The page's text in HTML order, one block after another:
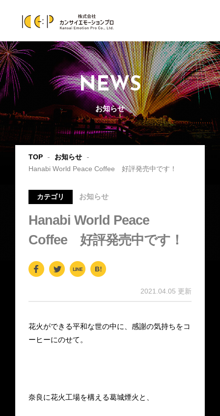
NEWS
お知らせ
TOP
お知らせ
Hanabi World Peace Coffee 好評発売中です！
カテゴリ お知らせ
Hanabi World Peace
Coffee 好評発売中です！
F
c
b
o
T
tt
Li
e
H
e
a
2021.04.05 更新
花火ができる平和な世の中に、感謝の気持ちをコ
ーヒーにのせて。
奈良に花火工場を構える葛城煙火と、